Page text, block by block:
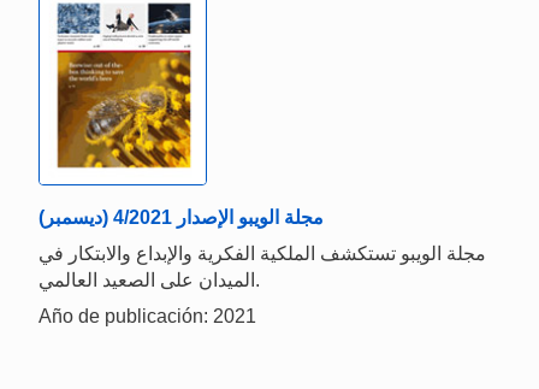
مجلة الويبو الإصدار 4/2021 (ديسمبر)
مجلة الويبو تستكشف الملكية الفكرية والإبداع والابتكار في
الميدان على الصعيد العالمي.
Año de publicación: 2021